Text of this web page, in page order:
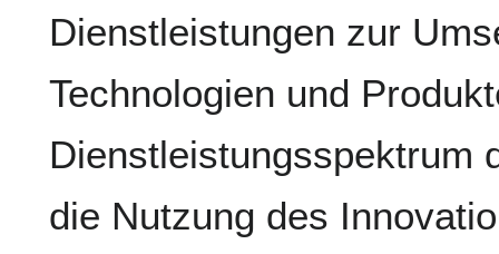
Dienstleistungen zur
Technologien und
Dienstleistungsspektrum
die Nutzung des